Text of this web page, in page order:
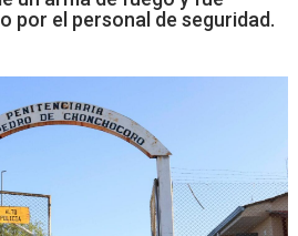
por el personal de seguridad.